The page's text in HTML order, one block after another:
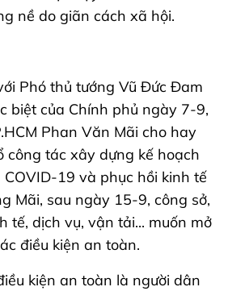
nề do giãn cách xã hội.
Phó thủ tướng Vũ Đức Đam
biệt của Chính phủ ngày 7-9,
Phan Văn Mãi cho hay
công tác xây dựng kế hoạch
19 và phục hồi kinh tế
Mãi, sau ngày 15-9, công sở,
tế, dịch vụ, vận tải... muốn mở
điều kiện an toàn.
kiện an toàn là người dân